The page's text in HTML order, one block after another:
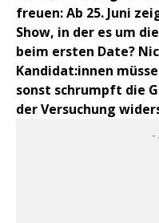
freuen: Ab 25. Juni
Show, in der es um
beim ersten Date?
Kandidat:innen
sonst schrumpft die
der Versuchung
-